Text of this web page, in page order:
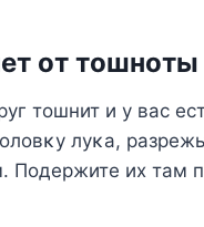
οт тοшнοты
тοшнит и у вас
луκа,
их там